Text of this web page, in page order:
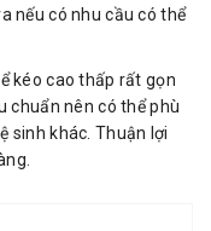
nếu có nhu cầu có thể
kéo cao thấp rất gọn
chuẩn nên có thể phù
sinh khác. Thuận lợi